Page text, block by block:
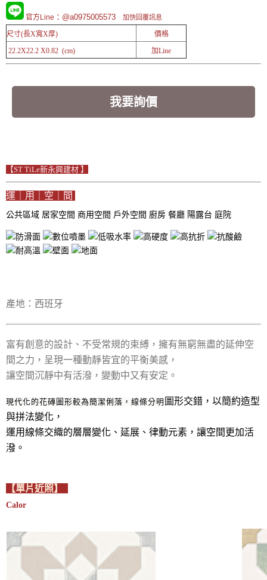
官方Line ：@a0975005573 加快回覆訊息
尺寸(長X寬X厚)
價格
22.2X22.2 X0.82 (cm)
加Line
我要詢價
【ST TiLe新永興建材 】
運｜用｜空｜間
公共區域 居家空間 商用空間 戶外空間 廚房 餐廳 陽露台 庭院
產地：西班牙
富有創意的設計、不受常規的束縛，擁有無窮無盡的延伸空
間之力，呈現一種動靜皆宜的平衡美感，
讓空間沉靜中有活潑，變動中又有安定。
現代化的花磚圖形較為簡潔俐落，線條分明圖形交錯，以簡約造型
與拼法變化，
運用線條交織的層層變化、延展、律動元素，讓空間更加活
潑。
【單片近照】
Calor